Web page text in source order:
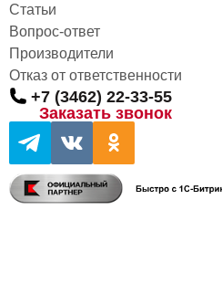
Статьи
Вопрос-ответ
Производители
Отказ от ответственности
+7 (3462) 22-33-55
Заказать звонок